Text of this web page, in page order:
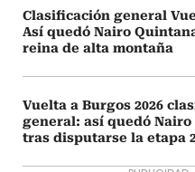
Clasificación general
Así quedó Nairo
reina de alta montaña
Vuelta a Burgos 2026
general: así quedó
tras disputarse la etapa